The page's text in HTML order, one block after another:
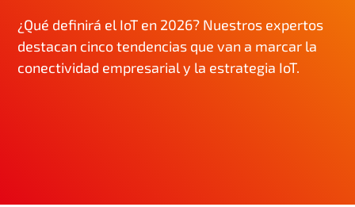
¿Qué definirá el IoT en 2026? Nuestros expertos
destacan cinco tendencias que van a marcar la
conectividad empresarial y la estrategia IoT.